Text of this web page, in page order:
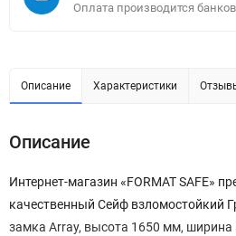
Оплата производится
Описание Характеристики
Описание
Интернет-магазин «FORMAT SAFE»
качественный Сейф взломостойкий
замка Array, высота 1650 мм,